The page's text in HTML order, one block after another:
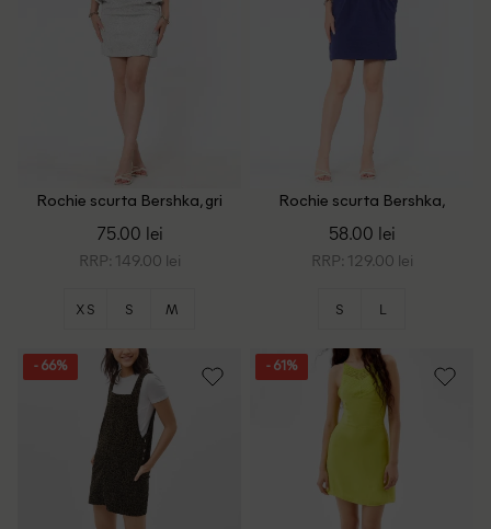
Rochie scurta Bershka, gri
75.00 lei
RRP: 149.00 lei
XS S M
Rochie scurta Bershka,
58.00 lei
RRP: 129.00 lei
S L
- 66% - 61%